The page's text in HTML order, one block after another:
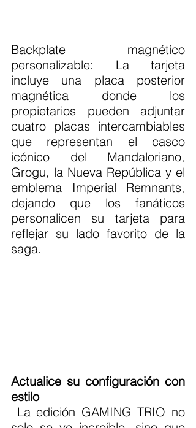
Backplate magnético
personalizable: La tarjeta
incluye una placa posterior
magnética donde los
propietarios pueden adjuntar
cuatro placas intercambiables
que representan el casco
icónico del Mandaloriano,
Grogu, la Nueva República y el
emblema Imperial Remnants,
dejando que los fanáticos
personalicen su tarjeta para
reflejar su lado favorito de la
saga.
Actualice su configuración con
estilo